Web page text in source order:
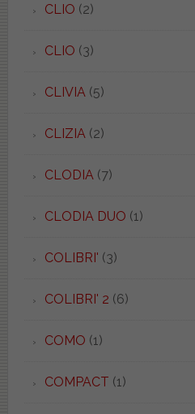
CLIO (2)
CLIO (3)
CLIVIA (5)
CLIZIA (2)
CLODIA (7)
CLODIA DUO (1)
COLIBRI' (3)
COLIBRI' 2 (6)
COMO (1)
COMPACT (1)